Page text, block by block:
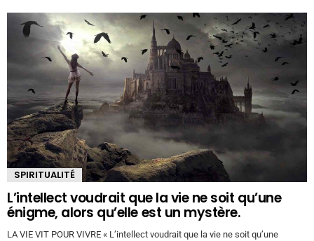
SPIRITUALITÉ
L’intellect voudrait que la vie ne soit qu’une
énigme, alors qu’elle est un mystère.
LA VIE VIT POUR VIVRE « L’intellect voudrait que la vie ne soit qu’une